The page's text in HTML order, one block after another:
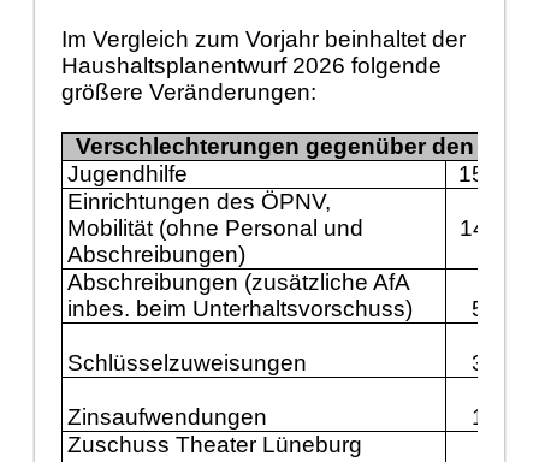
Im Vergleich zum Vorjahr beinhaltet der
Haushaltsplanentwurf 2026 folgende
größere Veränderungen:
Verschlechterungen gegenüber den
Jugendhilfe
Einrichtungen des ÖPNV,
Mobilität (ohne Personal und
Abschreibungen)
Abschreibungen (zusätzliche AfA
inbes. beim Unterhaltsvorschuss)
Schlüsselzuweisungen
Zinsaufwendungen
Zuschuss Theater Lüneburg